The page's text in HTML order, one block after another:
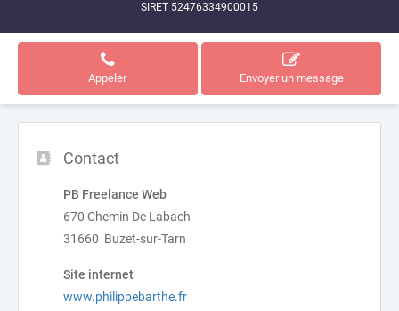
SIRET 52476334900015
Appeler Envoyer un message
Contact
PB Freelance Web
670 Chemin De Labach
31660 Buzet-sur-Tarn
Site internet
www.philippebarthe.fr